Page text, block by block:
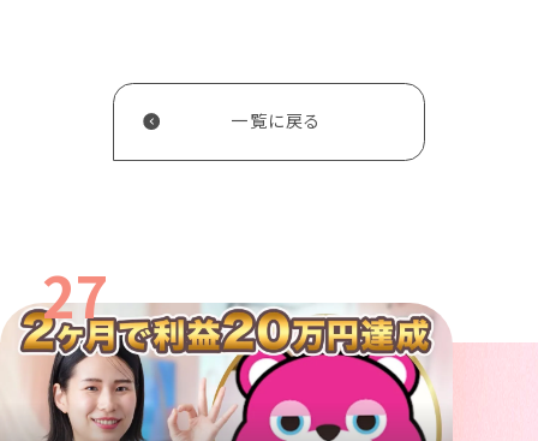
一覧に戻る
27